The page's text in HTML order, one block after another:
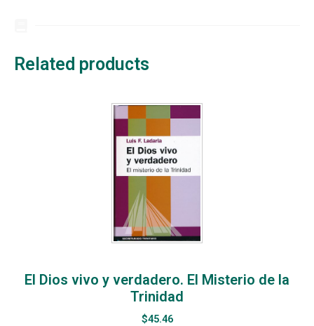
Related products
El Dios vivo y verdadero. El Misterio de la
Trinidad
$45.46